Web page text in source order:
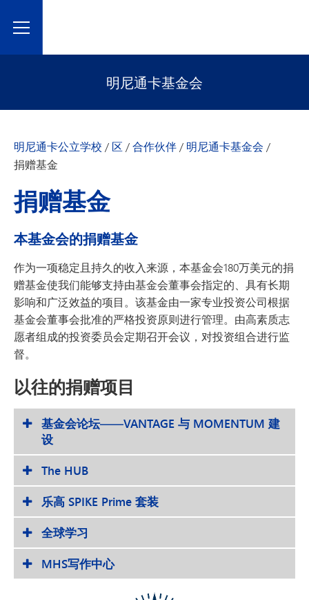
Toggle Menu
明尼通卡基金会
明尼通卡公立学校 / 区/合作伙伴/ 明尼通卡基金会 /
捐赠基金
捐赠基金
本基金会的捐赠基金
作为一项稳定且持久的收入来源，本基金会180万美元的捐
赠基金使我们能够支持由基金会董事会指定的、具有长期
影响和广泛效益的项目。该基金由一家专业投资公司根据
基金会董事会批准的严格投资原则进行管理。由高素质志
愿者组成的投资委员会定期召开会议，对投资组合进行监
督。
以往的捐赠项目
基金会论坛——VANTAGE 与 MOMENTUM 建
设
The HUB
乐高 SPIKE Prime 套装
全球学习
MHS写作中心